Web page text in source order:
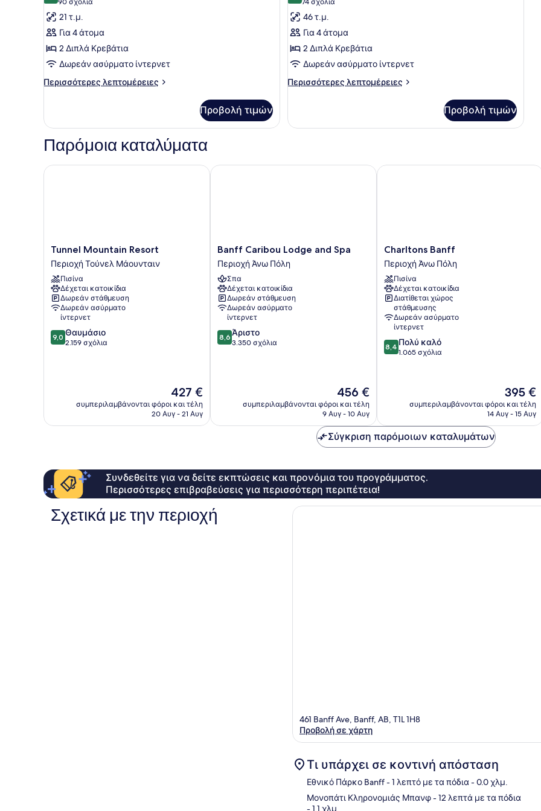
φωτογραφιών
για
Δωμάτιο,
2
Διπλά
Κρεβάτια
(90
σχόλια)
21 τ.μ.
Για 4 άτομα
2 Διπλά Κρεβάτια
Δωρεάν ασύρματο ίντερνετ
Περισσότερες λεπτομέρειες
Περισσότερες
2
Κρεβάτια
Προβολή τιμών
φωτογραφιών
για
Σουίτα,
1
Υπνοδωμάτιο
(74
σχόλια)
46 τ.μ.
Για 4 άτομα
2 Διπλά Κρεβάτια
Δωρεάν ασύρματο ίντερνετ
Περισσότερες λεπτομέρειες
Περισσότερες
1
Προβολή τιμών
Παρόμοια καταλύματα
Tunnel
Mountain
Resort
Περιοχή
Τούνελ
Μάουνταιν
Tunnel Mountain Resort
Περιοχή Τούνελ Μάουνταιν
Πισίνα
Δέχεται κατοικίδια
Δωρεάν στάθμευση
Δωρεάν ασύρματο
ίντερνετ
9.0
στα
9,0 Θαυμάσιο
2.159 σχόλια
Η
τιμή
είναι
427 €
συμπεριλαμβάνονται φόροι και τέλη
20 Αυγ - 21 Αυγ
Tunnel Mountain Resort
Banff
Caribou
Lodge
and
Spa
Περιοχή
Άνω
Banff Caribou Lodge and Spa
Περιοχή Άνω Πόλη
Σπα
Δέχεται κατοικίδια
Δωρεάν στάθμευση
Δωρεάν ασύρματο
ίντερνετ
8.6
στα
8,6 Άριστο
3.350 σχόλια
Η
τιμή
είναι
456 €
συμπεριλαμβάνονται φόροι και τέλη
9 Αυγ - 10 Αυγ
Banff Caribou Lodge and Spa
Charltons
Banff
Περιοχή
Άνω
Πόλη
Charltons Banff
Περιοχή Άνω Πόλη
Πισίνα
Δέχεται κατοικίδια
Διατίθεται χώρος
στάθμευσης
Δωρεάν ασύρματο
ίντερνετ
8.4
στα
σχόλια
8,4 Πολύ καλό
1.065 σχόλια
Η
τιμή
είναι
395 €
συμπεριλαμβάνονται φόροι και τέλη
14 Αυγ - 15 Αυγ
Charltons Banff
Σύγκριση παρόμοιων καταλυμάτων
Συνδεθείτε για να δείτε εκπτώσεις και προνόμια του προγράμματος.
Περισσότερες επιβραβεύσεις για περισσότερη περιπέτεια!
Σχετικά με την περιοχή
461 Banff Ave, Banff, AB, T1L 1H8
Προβολή σε χάρτη
Τι υπάρχει σε κοντινή απόσταση
Εθνικό Πάρκο Banff- 1 λεπτό με τα πόδια - 0.0 χλμ.
Μονοπάτι Κληρονομιάς Μπανφ- 12 λεπτά με τα πόδια
- 1.1 χλμ.